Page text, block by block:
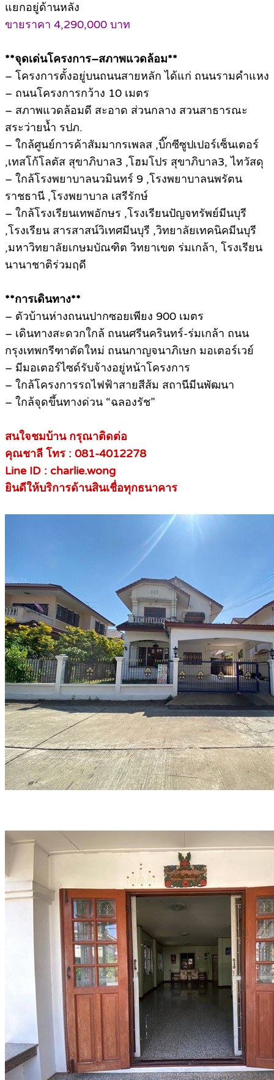
แยกอยู่ด้านหลัง
ขายราคา 4,290,000 บาท
**จุดเด่นโครงการ–สภาพแวดล้อม**
– โครงการตั้งอยู่บนถนนสายหลัก ได้แก่ ถนนรามคำแหง
– ถนนโครงการกว้าง 10 เมตร
– สภาพแวดล้อมดี สะอาด ส่วนกลาง สวนสาธารณะ
สระว่ายน้ำ รปภ.
– ใกล้ศูนย์การค้าสัมมากรเพลส ,บิ๊กซีซูปเปอร์เซ็นเตอร์
,เทสโก้โลตัส สุขาภิบาล3 ,โฮมโปร สุขาภิบาล3, ไทวัสดุ
– ใกล้โรงพยาบาลนวมินทร์ 9 ,โรงพยาบาลนพรัตน
ราชธานี ,โรงพยาบาล เสรีรักษ์
– ใกล้โรงเรียนเทพอักษร ,โรงเรียนปัญจทรัพย์มีนบุรี
,โรงเรียน สารสาสน์วิเทศมีนบุรี ,วิทยาลัยเทคนิคมีนบุรี
,มหาวิทยาลัยเกษมบัณฑิต วิทยาเขต ร่มเกล้า, โรงเรียน
นานาชาติร่วมฤดี
**การเดินทาง**
– ตัวบ้านห่างถนนปากซอยเพียง 900 เมตร
– เดินทางสะดวกใกล้ ถนนศรีนครินทร์-ร่มเกล้า ถนน
กรุงเทพกรีฑาตัดใหม่ ถนนกาญจนาภิเษก มอเตอร์เวย์
– มีมอเตอร์ไซด์รับจ้างอยู่หน้าโครงการ
– ใกล้โครงการรถไฟฟ้าสายสีส้ม สถานีมีนพัฒนา
– ใกล้จุดขึ้นทางด่วน “ฉลองรัช”
สนใจชมบ้าน กรุณาติดต่อ
คุณชาลี โทร : 081-4012278
Line ID : charlie.wong
ยินดีให้บริการด้านสินเชื่อทุกธนาคาร